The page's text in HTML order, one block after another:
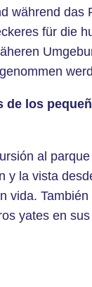
während das
für die
de los
al
y la vista
vida.
yates en